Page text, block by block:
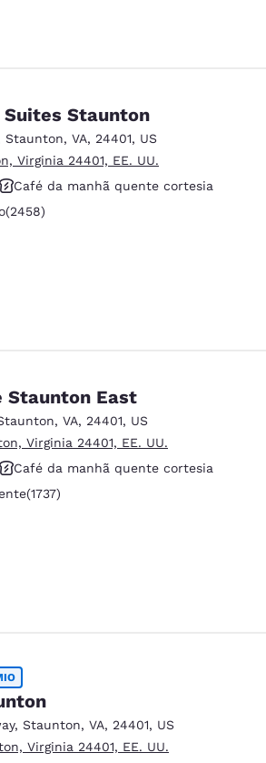
Staunton
Staunton, VA, 24401, US
Virginia 24401, EE. UU.
Café da manhã quente cortesia
estimaçãoBueno. 2458 reseñas
(2458)
Staunton East
, VA, 24401, US
Virginia 24401, EE. UU.
Café da manhã quente cortesia
Excelente. 1737 reseñas
(1737)
, Staunton, VA, 24401, US
Virginia 24401, EE. UU.